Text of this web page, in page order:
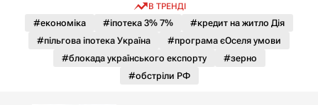
м
к
а
В ТРЕНДІ
#економіка #іпотека 3% 7%
#кредит на житло Дія
#пільгова іпотека Україна
#програма єОселя умови
#блокада українського експорту
#зерно
#обстріли РФ